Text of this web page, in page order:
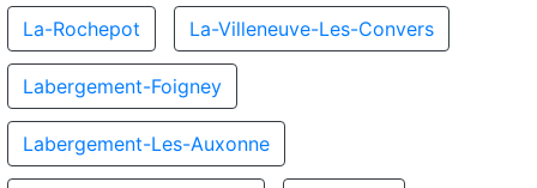
La-Rochepot La-Villeneuve-Les-Convers
Labergement-Foigney
Labergement-Les-Auxonne